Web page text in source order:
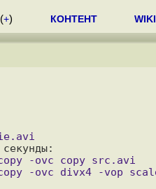
(+) КОНТЕНТ WIKI